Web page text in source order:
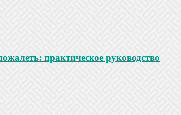
практическое руководство